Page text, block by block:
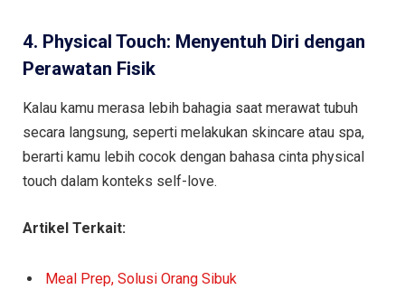
4. Physical Touch: Menyentuh Diri dengan
Perawatan Fisik
Kalau kamu merasa lebih bahagia saat merawat tubuh
secara langsung, seperti melakukan skincare atau spa,
berarti kamu lebih cocok dengan bahasa cinta physical
touch dalam konteks self-love.
Artikel Terkait:
Meal Prep, Solusi Orang Sibuk